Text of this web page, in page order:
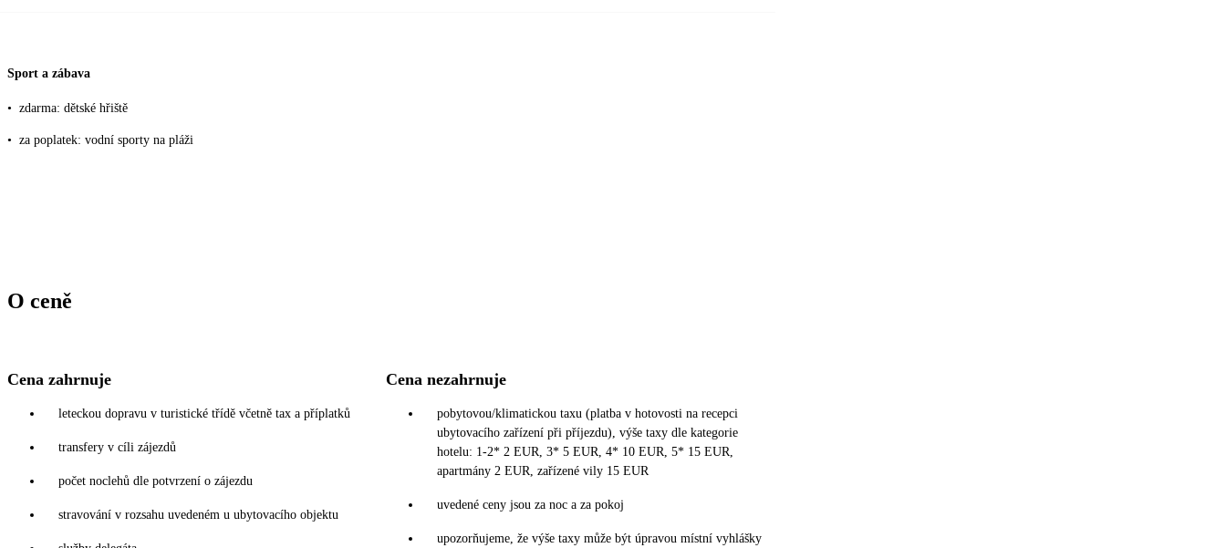
Sport a zábava
• zdarma: dětské hřiště
• za poplatek: vodní sporty na pláži
O ceně
Cena zahrnuje
leteckou dopravu v turistické třídě včetně tax a příplatků
transfery v cíli zájezdů
počet noclehů dle potvrzení o zájezdu
stravování v rozsahu uvedeném u ubytovacího objektu
Cena nezahrnuje
pobytovou/klimatickou taxu (platba v hotovosti na recepci
ubytovacího zařízení při příjezdu), výše taxy dle kategorie
hotelu: 1-2* 2 EUR, 3* 5 EUR, 4* 10 EUR, 5* 15 EUR,
apartmány 2 EUR, zařízené vily 15 EUR
uvedené ceny jsou za noc a za pokoj
upozorňujeme, že výše taxy může být úpravou místní vyhlášky